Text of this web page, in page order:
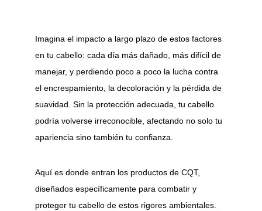
Imagina el impacto a largo plazo de estos factores
en tu cabello: cada día más dañado, más difícil de
manejar, y perdiendo poco a poco la lucha contra
el encrespamiento, la decoloración y la pérdida de
suavidad. Sin la protección adecuada, tu cabello
podría volverse irreconocible, afectando no solo tu
apariencia sino también tu confianza.
Aquí es donde entran los productos de CQT,
diseñados específicamente para combatir y
proteger tu cabello de estos rigores ambientales.